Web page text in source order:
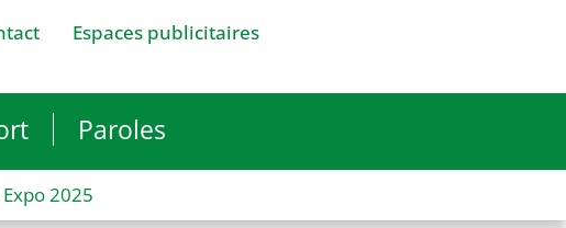
Espaces publicitaires
Paroles
2025